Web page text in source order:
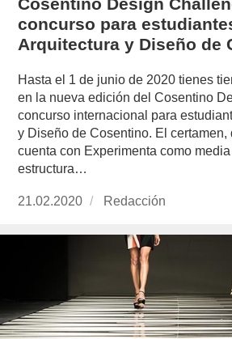
concurso para
Arquitectura y Diseño de
Hasta el 1 de junio de 2020 tienes
en la nueva edición del Cosentino
concurso internacional para
y Diseño de Cosentino. El certamen,
cuenta con Experimenta como
estructura…
Publicado
21.02.2020 https://
Redacción